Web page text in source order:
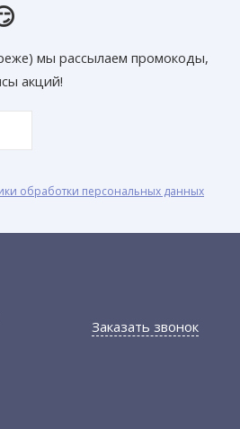
мы рассылаем промокоды,
акций!
обработки персональных данных
Заказать звонок